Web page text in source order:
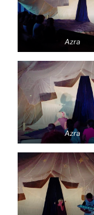
Azra
Azra